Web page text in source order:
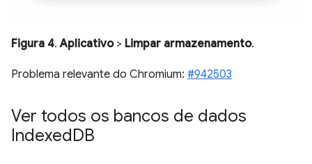
Figura 4.Aplicativo> Limpar armazenamento.
Problema relevante do Chromium: #942503
Ver todos os bancos de dados
IndexedDB